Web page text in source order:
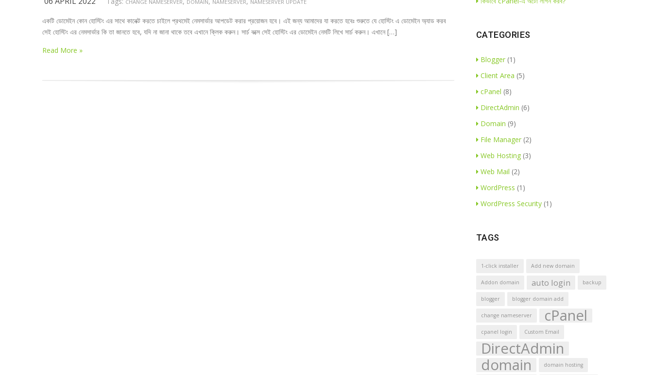
CHANGE NAMESERVER DOMAIN NAMESERVER NAMESERVER UPDATE
একটি ডোমেইন কোন হোস্টিং এর সাথে কানেক্ট করতে চাইলে প্রথমেই নেমসার্ভার আপডেট করার প্রয়োজন হবে। এই জন্য আমাদের যা করতে হবেঃ শুরুতে যে হোস্টিং এ ডোমেইন অ্যাড করব
সেই হোস্টিং এর নেমসার্ভার কি তা জানতে হবে, যদি না জানা থাকে তবে এখানে ক্লিক করুন। সার্চ বক্সে সেই হোস্টিং এর ডোমেইন নেমটি লিখে সার্চ করুন। এখানে […]
Read More »
CATEGORIES
Blogger(1)
Client Area (5)
cPanel (8)
DirectAdmin (6)
Domain (9)
File Manager(2)
Web Hosting(3)
Web Mail (2)
WordPress (1)
WordPress Security(1)
TAGS
1-click installer Add new domain
Addon domain auto login backup
blogger blogger domain add
change nameserver cPanel
cpanel login Custom Email
DirectAdmin
domain
domain hosting